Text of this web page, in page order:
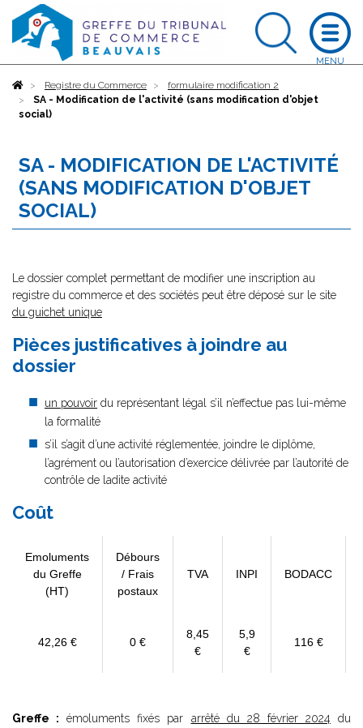
AccueilRegistre du Commerce
formulaire modification 2
SA - Modification de l'activité (sans modification d'objet
social)
SA - MODIFICATION DE L'ACTIVITÉ
(SANS MODIFICATION D'OBJET
SOCIAL)
Le dossier complet permettant de modifier une inscription au
registre du commerce et des sociétés peut être déposé sur le site
du guichet unique
Pièces justificatives à joindre au
dossier
un pouvoir du représentant légal s’il n’effectue pas lui-même
la formalité
s’il s’agit d’une activité réglementée, joindre le diplôme,
l’agrément ou l’autorisation d’exercice délivrée par l’autorité de
contrôle de ladite activité
Coût
Emoluments
du Greffe
(HT)
Débours
/ Frais
postaux
TVA INPI BODACC
42,26 € 0 €
8,45
€
5,9
€
116 €
Greffe : émoluments fixés par arrêté du 28 février 2024 du